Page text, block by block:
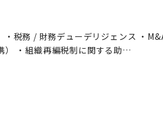
税務 / 財務デューデリジェンス ・
） ・組織再編税制に関する助…